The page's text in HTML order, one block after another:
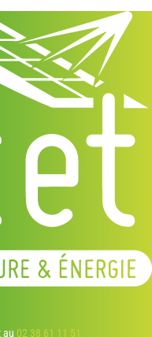
au 02 38 61 11 51